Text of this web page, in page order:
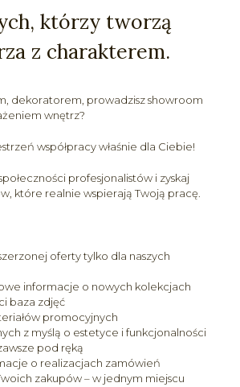
którzy tworzą
z charakterem.
dekoratorem, prowadzisz showroom
wnętrz?
współpracy właśnie dla Ciebie!
profesjonalistów i zyskaj
które realnie wspierają Twoją pracę.
oferty tylko dla naszych
informacje o nowych kolekcjach
baza zdjęć
promocyjnych
z myślą o estetyce i funkcjonalności
pod ręką
o realizacjach zamówień
zakupów – w jednym miejscu